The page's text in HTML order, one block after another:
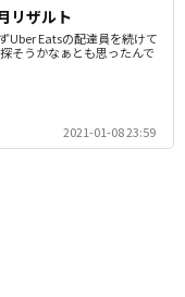
リザルト
Uber Eatsの配達員を続けて
そうかなぁとも思ったんで
2021-01-08 23:59